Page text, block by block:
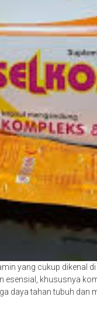
yang cukup dikenal
khususnya
daya tahan tubuh dan